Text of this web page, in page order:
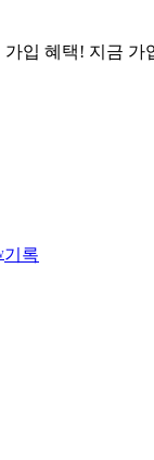
가입 혜택! 지금 가
기록